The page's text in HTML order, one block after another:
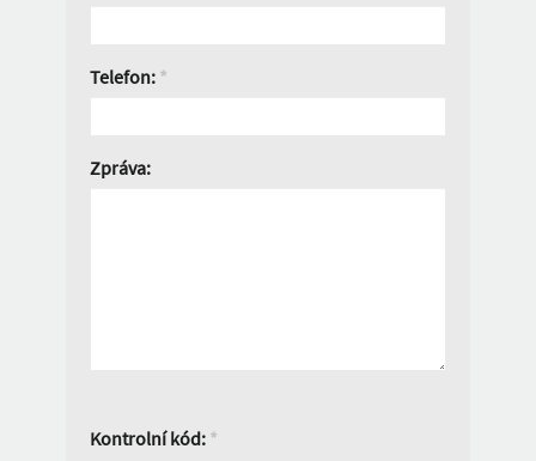
*
Telefon:
Zpráva:
*
Kontrolní kód: